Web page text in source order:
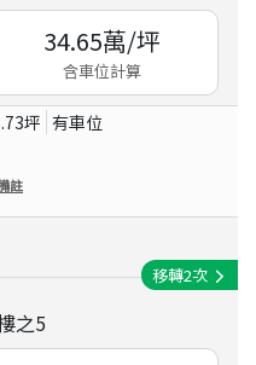
34.65萬/坪
含車位計算
坪 有車位
註
之5
移轉2次